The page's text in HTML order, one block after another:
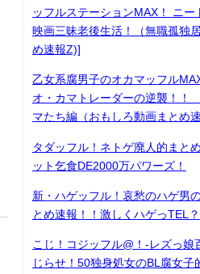
ッフルステーションMAX！ ニー
映画三昧老後生活！（無職孤独
め速報Z)]
乙女系腐男子のオカマッフル
オ・カマトレーダーの逆襲！！
マたち編（おもしろ動画まとめ速
タダッフル！ネトゲ廃人的まと
ット乞食DE2000万パワーズ！
新・ハゲッフル！哀愁のハゲ男
とめ速報！！激しくハゲっTEL？
こじ！コジッフル@！-レズっ娘
じらせ！50独身処女のBL腐女子